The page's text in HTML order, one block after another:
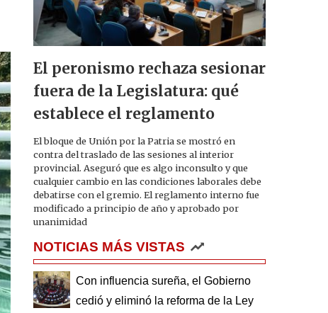
El peronismo rechaza sesionar
fuera de la Legislatura: qué
establece el reglamento
El bloque de Unión por la Patria se mostró en
contra del traslado de las sesiones al interior
provincial. Aseguró que es algo inconsulto y que
cualquier cambio en las condiciones laborales debe
debatirse con el gremio. El reglamento interno fue
modificado a principio de año y aprobado por
unanimidad
NOTICIAS MÁS VISTAS
Con influencia sureña, el Gobierno
cedió y eliminó la reforma de la Ley